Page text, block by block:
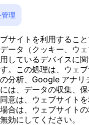
理
サイトを利用するこ
ータ（クッキー、ウ
しているデバイスに
。この処理は、ウェ
分析、Google アナリ
は、データの収集、
意は、ウェブサイト
合は、ウェブサイト
効にしてください。